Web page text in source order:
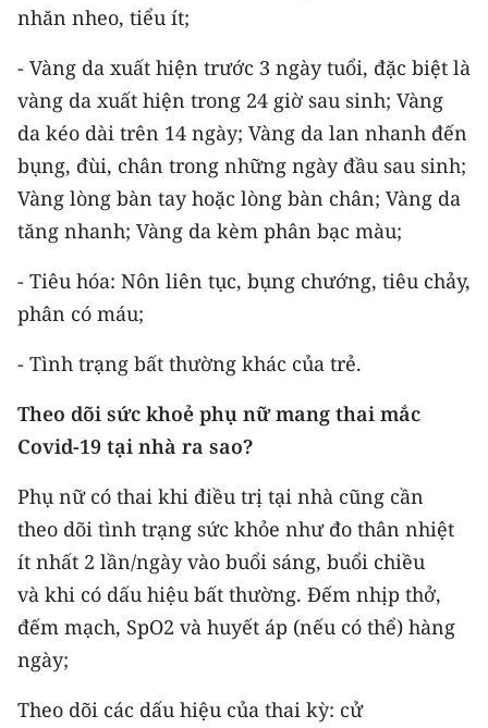
NHÂN DÂN CUỐI TUẦN
NHÂN DÂN HẰNG THÁNG
MUA BÁO
ĐỌC BÁO IN
中文
FRANÇAIS
РУССКИЙ
한국어
nhăn nheo, tiểu ít;
- Vàng da xuất hiện trước 3 ngày tuổi, đặc biệt là
vàng da xuất hiện trong 24 giờ sau sinh; Vàng
da kéo dài trên 14 ngày; Vàng da lan nhanh đến
bụng, đùi, chân trong những ngày đầu sau sinh;
Vàng lòng bàn tay hoặc lòng bàn chân; Vàng da
tăng nhanh; Vàng da kèm phân bạc màu;
- Tiêu hóa: Nôn liên tục, bụng chướng, tiêu chảy,
phân có máu;
- Tình trạng bất thường khác của trẻ.
Theo dõi sức khoẻ phụ nữ mang thai mắc
Covid-19 tại nhà ra sao?
Phụ nữ có thai khi điều trị tại nhà cũng cần
theo dõi tình trạng sức khỏe như đo thân nhiệt
ít nhất 2 lần/ngày vào buổi sáng, buổi chiều
và khi có dấu hiệu bất thường. Đếm nhịp thở,
đếm mạch, SpO2 và huyết áp (nếu có thể) hàng
ngày;
Theo dõi các dấu hiệu của thai kỳ: cử